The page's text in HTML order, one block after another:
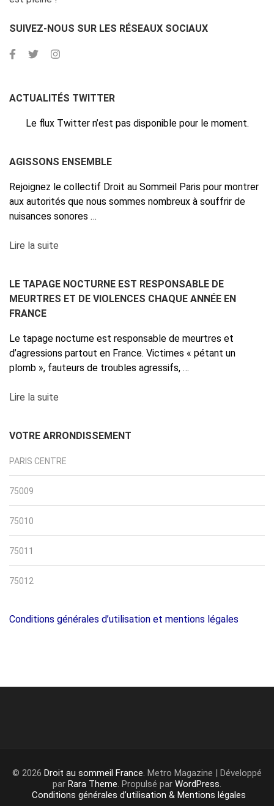
SUIVEZ-NOUS SUR LES RÉSEAUX SOCIAUX
ACTUALITÉS TWITTER
Le flux Twitter n’est pas disponible pour le moment.
AGISSONS ENSEMBLE
Rejoignez le collectif Droit au Sommeil Paris pour montrer
aux autorités que nous sommes nombreux à souffrir de
nuisances sonores …
Lire la suite
LE TAPAGE NOCTURNE EST RESPONSABLE DE
MEURTRES ET DE VIOLENCES CHAQUE ANNÉE EN
FRANCE
Le tapage nocturne est responsable de meurtres et
d’agressions partout en France. Victimes « pétant un
plomb », fauteurs de troubles agressifs, …
Lire la suite
VOTRE ARRONDISSEMENT
PARIS CENTRE
75009
75010
75011
75012
Conditions générales d’utilisation et mentions légales
© 2026 Droit au sommeil France. Metro Magazine | Développé
par Rara Theme. Propulsé par WordPress.
Conditions générales d’utilisation & Mentions légales